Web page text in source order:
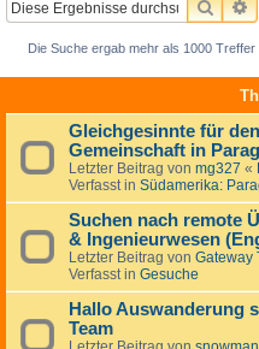
SUCHE
Die Suche ergab mehr als 1000 Treffer
Gleichgesinnte für
Gemeinschaft in
Letzter Beitrag von mg327 «
Verfasst in Südamerika:
Suchen nach remote
& Ingenieurwesen
Letzter Beitrag von Gateway
Verfasst in Gesuche
Hallo Auswanderung
Team